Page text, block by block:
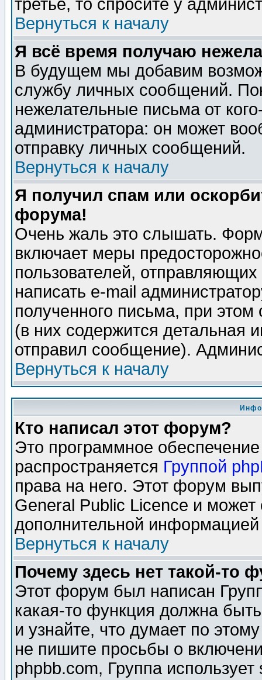
третье, то спросите у
Вернуться к началу
Я всё время получаю
В будущем мы добавим
службу личных сообщений.
нежелательные письма от
администратора: он может
отправку личных сообщений.
Вернуться к началу
Я получил спам или
форума!
Очень жаль это слышать.
включает меры
пользователей,
написать e-mail
полученного письма, при этом
(в них содержится детальная
отправил сообщение).
Вернуться к началу
Кто написал этот форум?
Это программное
распространяется Группой
права на него. Этот форум
General Public Licence и может
дополнительной
Вернуться к началу
Почему здесь нет такой-то
Этот форум был написан
какая-то функция должна
и узнайте, что думает по
не пишите просьбы о
phpbb.com, Группа